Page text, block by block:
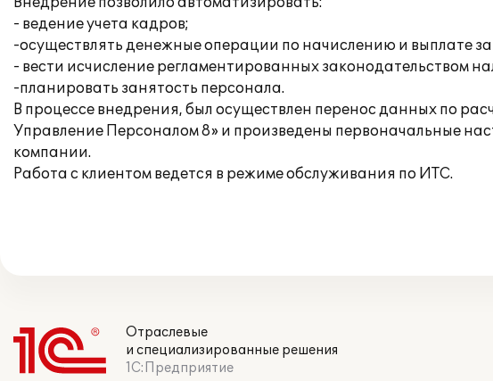
- ведение учета кадров;
-осуществлять денежные операции по начислению и выплате
- вести исчисление регламентированных законодательством
-планировать занятость персонала.
В процессе внедрения, был осуществлен перенос данных по
Управление Персоналом 8» и произведены первоначальные
компании.
Работа с клиентом ведется в режиме обслуживания по ИТС.
Отраслевые
и специализированные решения
1С:Предприятие